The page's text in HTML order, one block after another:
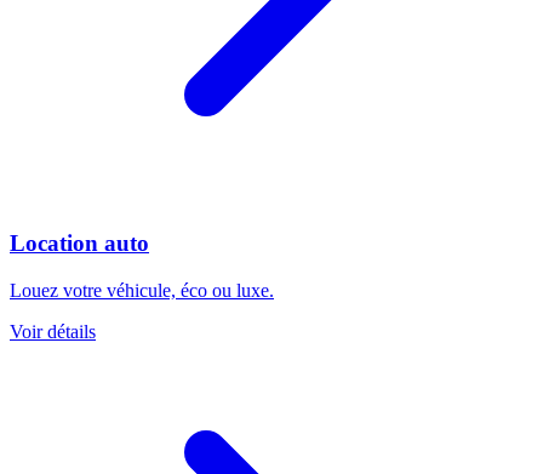
Location auto
Louez votre véhicule, éco ou luxe.
Voir détails